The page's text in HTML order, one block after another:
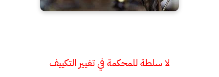
لا سلطة للمحكمة في تغيير التكييف